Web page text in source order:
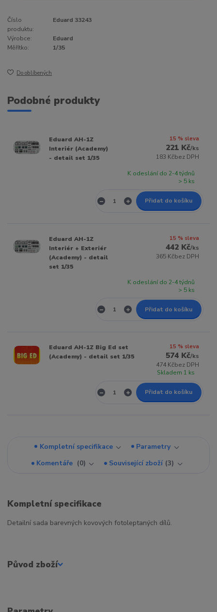
Číslo
produktu:
Eduard 33243
Výrobce:
Eduard
Měřítko:
1/35
Do oblíbených
Podobné produkty
Eduard AH-1Z
Interiér (Academy)
- detail set 1/35
15 % sleva
221 Kč/ks
183 Kčbez DPH
K odeslání do 2-4 týdnů
> 5 ks
Přidat do košíku
Eduard AH-1Z
Interiér + Exteriér
(Academy) - detail
set 1/35
15 % sleva
442 Kč/ks
365 Kčbez DPH
K odeslání do 2-4 týdnů
> 5 ks
Přidat do košíku
Eduard AH-1Z Big Ed set
(Academy) - detail set 1/35
15 % sleva
574 Kč/ks
474 Kčbez DPH
Skladem 1 ks
Přidat do košíku
Kompletní specifikace
Parametry
Komentáře
0 Související zboží 3
Kompletní specifikace
Detailní sada barevných kovových fotoleptaných dílů.
Původ zboží